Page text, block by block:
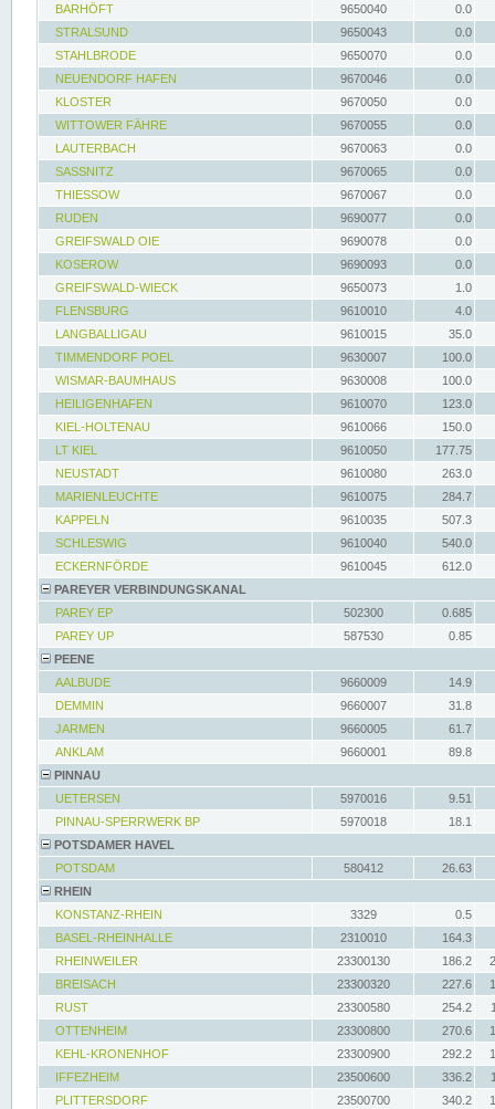
BARHÖFT
9650040
0.0
STRALSUND
9650043
0.0
STAHLBRODE
9650070
0.0
NEUENDORF HAFEN
9670046
0.0
KLOSTER
9670050
0.0
WITTOWER FÄHRE
9670055
0.0
LAUTERBACH
9670063
0.0
SASSNITZ
9670065
0.0
THIESSOW
9670067
0.0
RUDEN
9690077
0.0
GREIFSWALD OIE
9690078
0.0
KOSEROW
9690093
0.0
GREIFSWALD-WIECK
9650073
1.0
FLENSBURG
9610010
4.0
LANGBALLIGAU
9610015
35.0
TIMMENDORF POEL
9630007
100.0
WISMAR-BAUMHAUS
9630008
100.0
HEILIGENHAFEN
9610070
123.0
KIEL-HOLTENAU
9610066
150.0
LT KIEL
9610050
177.75
NEUSTADT
9610080
263.0
MARIENLEUCHTE
9610075
284.7
KAPPELN
9610035
507.3
SCHLESWIG
9610040
540.0
ECKERNFÖRDE
9610045
612.0
PAREYER VERBINDUNGSKANAL
PAREY EP
502300
0.685
PAREY UP
587530
0.85
PEENE
AALBUDE
9660009
14.9
DEMMIN
9660007
31.8
JARMEN
9660005
61.7
ANKLAM
9660001
89.8
PINNAU
UETERSEN
5970016
9.51
PINNAU-SPERRWERK BP
5970018
18.1
POTSDAMER HAVEL
POTSDAM
580412
26.63
RHEIN
KONSTANZ-RHEIN
3329
0.5
BASEL-RHEINHALLE
2310010
164.3
RHEINWEILER
23300130 186.2
BREISACH
23300320 227.6
RUST
23300580 254.2
OTTENHEIM
23300800 270.6
KEHL-KRONENHOF
23300900 292.2
IFFEZHEIM
23500600 336.2
PLITTERSDORF
23500700 340.2